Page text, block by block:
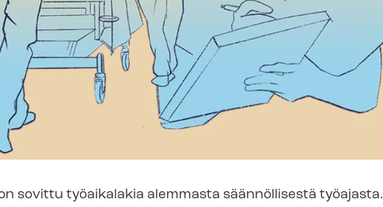
sovittu työaikalakia alemmasta säännöllisestä työajasta.